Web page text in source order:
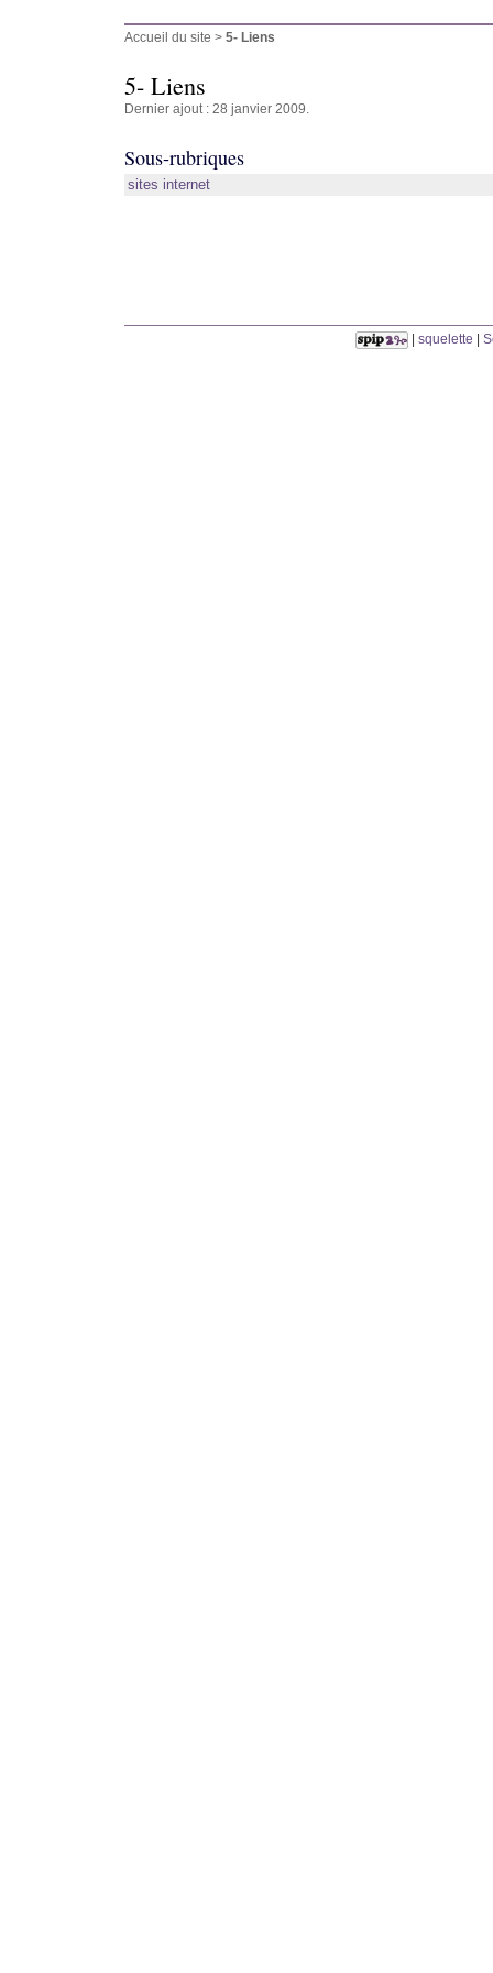
Accueil du site > 5- Liens
5- Liens
Dernier ajout : 28 janvier 2009.
Sous-rubriques
sites internet
| squelette |